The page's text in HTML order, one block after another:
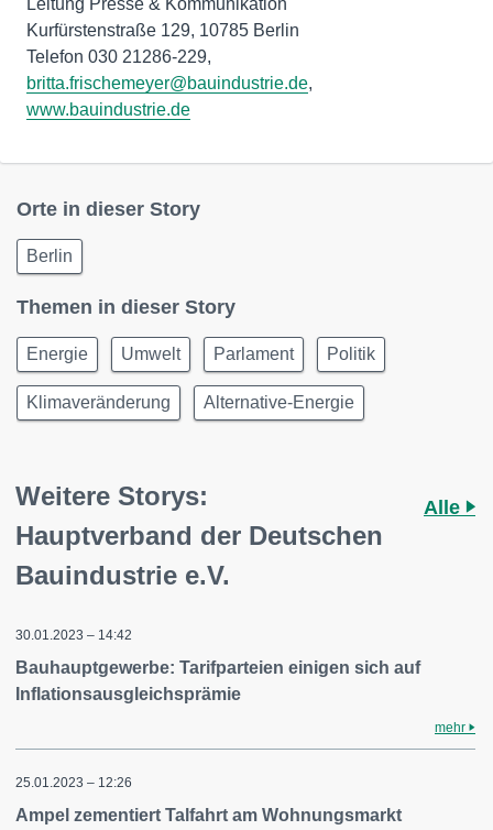
Leitung Presse & Kommunikation
Kurfürstenstraße 129, 10785 Berlin
Telefon 030 21286-229,
britta.frischemeyer@bauindustrie.de,
www.bauindustrie.de
Orte in dieser Story
Berlin
Themen in dieser Story
Energie Umwelt Parlament Politik
Klimaveränderung Alternative-Energie
Weitere Storys:
Hauptverband der Deutschen
Bauindustrie e.V.
Alle
30.01.2023 – 14:42
Bauhauptgewerbe: Tarifparteien einigen sich auf
Inflationsausgleichsprämie
mehr
25.01.2023 – 12:26
Ampel zementiert Talfahrt am Wohnungsmarkt